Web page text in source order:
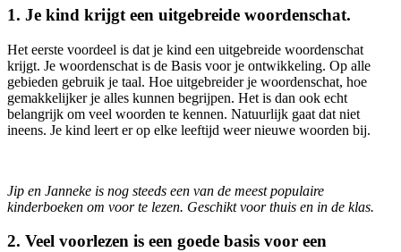
1. Je kind krijgt een uitgebreide woordenschat.
Het eerste voordeel is dat je kind een uitgebreide woordenschat
krijgt. Je woordenschat is de Basis voor je ontwikkeling. Op alle
gebieden gebruik je taal. Hoe uitgebreider je woordenschat, hoe
gemakkelijker je alles kunnen begrijpen. Het is dan ook echt
belangrijk om veel woorden te kennen. Natuurlijk gaat dat niet
ineens. Je kind leert er op elke leeftijd weer nieuwe woorden bij.
Jip en Janneke is nog steeds een van de meest populaire
kinderboeken om voor te lezen. Geschikt voor thuis en in de klas.
2. Veel voorlezen is een goede basis voor een